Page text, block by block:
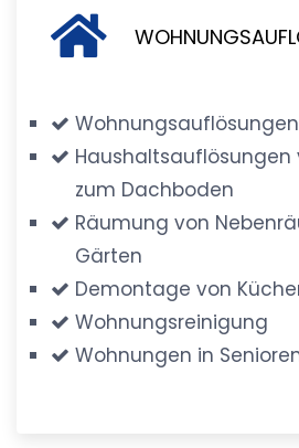
Haushaltsauflösungen
zum Dachboden
Räumung von
Gärten
Demontage von
Wohnungsreinigung
Wohnungen in